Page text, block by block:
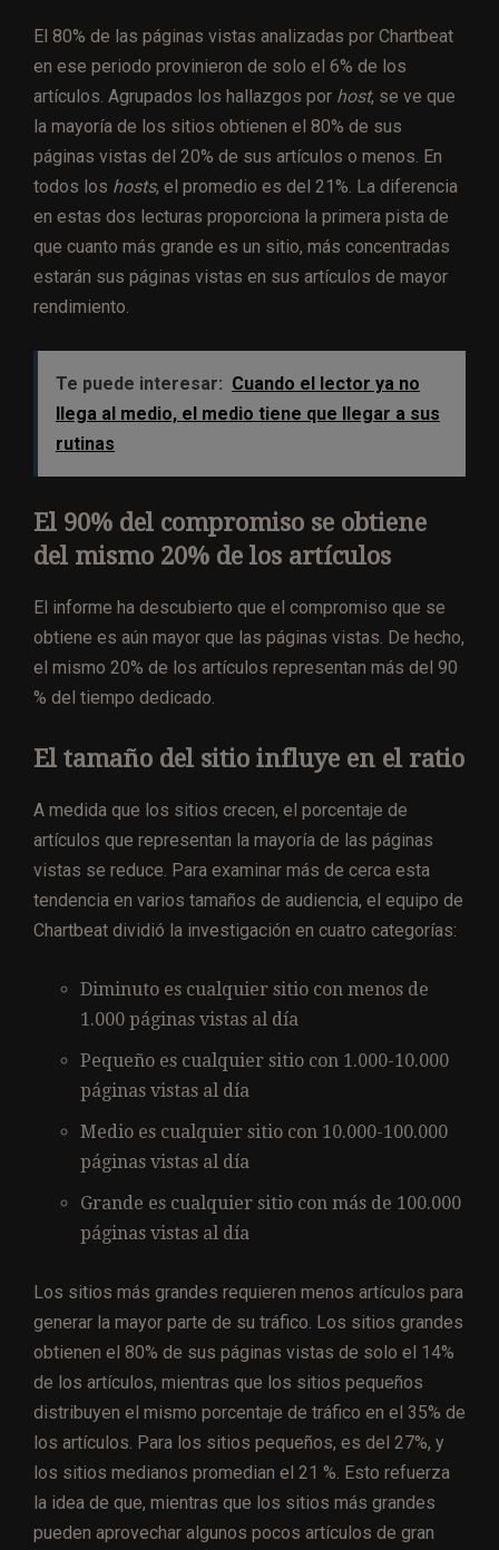
El 80% de las páginas vistas analizadas por Chartbeat
en ese periodo provinieron de solo el 6% de los
artículos. Agrupados los hallazgos por host, se ve que
la mayoría de los sitios obtienen el 80% de sus
páginas vistas del 20% de sus artículos o menos. En
todos los hosts, el promedio es del 21%. La diferencia
en estas dos lecturas proporciona la primera pista de
que cuanto más grande es un sitio, más concentradas
estarán sus páginas vistas en sus artículos de mayor
rendimiento.
Te puede interesar: Cuando el lector ya no
llega al medio, el medio tiene que llegar a sus
rutinas
El 90% del compromiso se obtiene
del mismo 20% de los artículos
El informe ha descubierto que el compromiso que se
obtiene es aún mayor que las páginas vistas. De hecho,
el mismo 20% de los artículos representan más del 90
% del tiempo dedicado.
El tamaño del sitio influye en el ratio
A medida que los sitios crecen, el porcentaje de
artículos que representan la mayoría de las páginas
vistas se reduce. Para examinar más de cerca esta
tendencia en varios tamaños de audiencia, el equipo de
Chartbeat dividió la investigación en cuatro categorías:
Diminuto es cualquier sitio con menos de
1.000 páginas vistas al día
Pequeño es cualquier sitio con 1.000-10.000
páginas vistas al día
Medio es cualquier sitio con 10.000-100.000
páginas vistas al día
Grande es cualquier sitio con más de 100.000
páginas vistas al día
Los sitios más grandes requieren menos artículos para
generar la mayor parte de su tráfico. Los sitios grandes
obtienen el 80% de sus páginas vistas de solo el 14%
de los artículos, mientras que los sitios pequeños
distribuyen el mismo porcentaje de tráfico en el 35% de
los artículos. Para los sitios pequeños, es del 27%, y
los sitios medianos promedian el 21 %. Esto refuerza
la idea de que, mientras que los sitios más grandes
pueden aprovechar algunos pocos artículos de gran